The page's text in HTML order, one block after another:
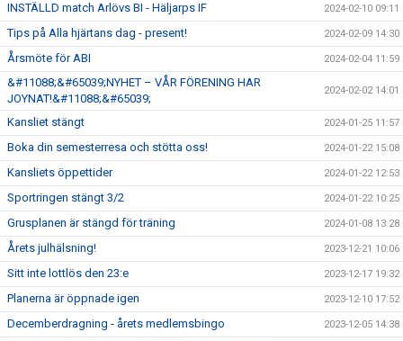
INSTÄLLD match Arlövs BI - Häljarps IF 2024-02-10 09:11
Tips på Alla hjärtans dag - present! 2024-02-09 14:30
Årsmöte för ABI 2024-02-04 11:59
&#11088;&#65039;NYHET – VÅR FÖRENING HAR
JOYNAT!&#11088;&#65039;
2024-02-02 14:01
Kansliet stängt 2024-01-25 11:57
Boka din semesterresa och stötta oss! 2024-01-22 15:08
Kansliets öppettider 2024-01-22 12:53
Sportringen stängt 3/2 2024-01-22 10:25
Grusplanen är stängd för träning 2024-01-08 13:28
Årets julhälsning! 2023-12-21 10:06
Sitt inte lottlös den 23:e 2023-12-17 19:32
Planerna är öppnade igen 2023-12-10 17:52
Decemberdragning - årets medlemsbingo 2023-12-05 14:38